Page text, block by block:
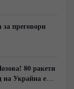
преговори
80 ракети
на Украйна е